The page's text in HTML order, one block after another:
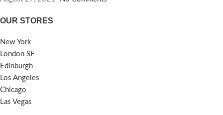
OUR STORES
New York
London SF
Edinburgh
Los Angeles
Chicago
Las Vegas